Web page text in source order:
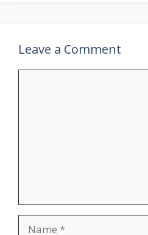
Leave a Comment